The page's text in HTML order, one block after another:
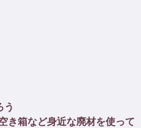
う
き箱など身近な廃材を使って